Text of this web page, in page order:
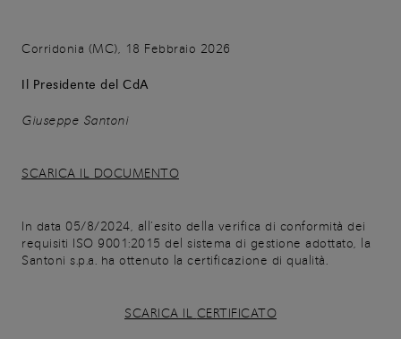
Corridonia (MC), 18 Febbraio 2026
Il Presidente del CdA
Giuseppe Santoni
SCARICA IL DOCUMENTO
In data 05/8/2024, all’esito della verifica di conformità dei
requisiti ISO 9001:2015 del sistema di gestione adottato, la
Santoni s.p.a. ha ottenuto la certificazione di qualità.
SCARICA IL CERTIFICATO